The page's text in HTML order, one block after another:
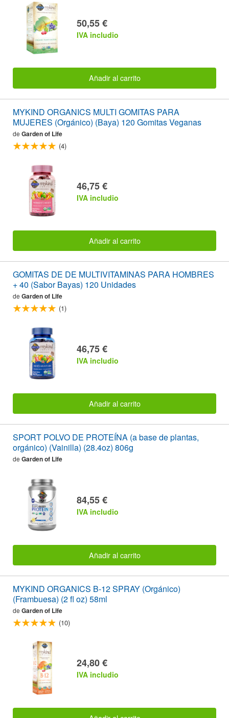
50,55 €
IVA includio
Añadir al carrito
MYKIND ORGANICS MULTI GOMITAS PARA
MUJERES (Orgánico) (Baya) 120 Gomitas Veganas
de Garden of Life
(4)
46,75 €
IVA includio
Añadir al carrito
GOMITAS DE DE MULTIVITAMINAS PARA HOMBRES
+ 40 (Sabor Bayas) 120 Unidades
de Garden of Life
(1)
46,75 €
IVA includio
Añadir al carrito
SPORT POLVO DE PROTEÍNA (a base de plantas,
orgánico) (Vainilla) (28.4oz) 806g
de Garden of Life
84,55 €
IVA includio
Añadir al carrito
MYKIND ORGANICS B-12 SPRAY (Orgánico)
(Frambuesa) (2 fl oz) 58ml
de Garden of Life
(10)
24,80 €
IVA includio